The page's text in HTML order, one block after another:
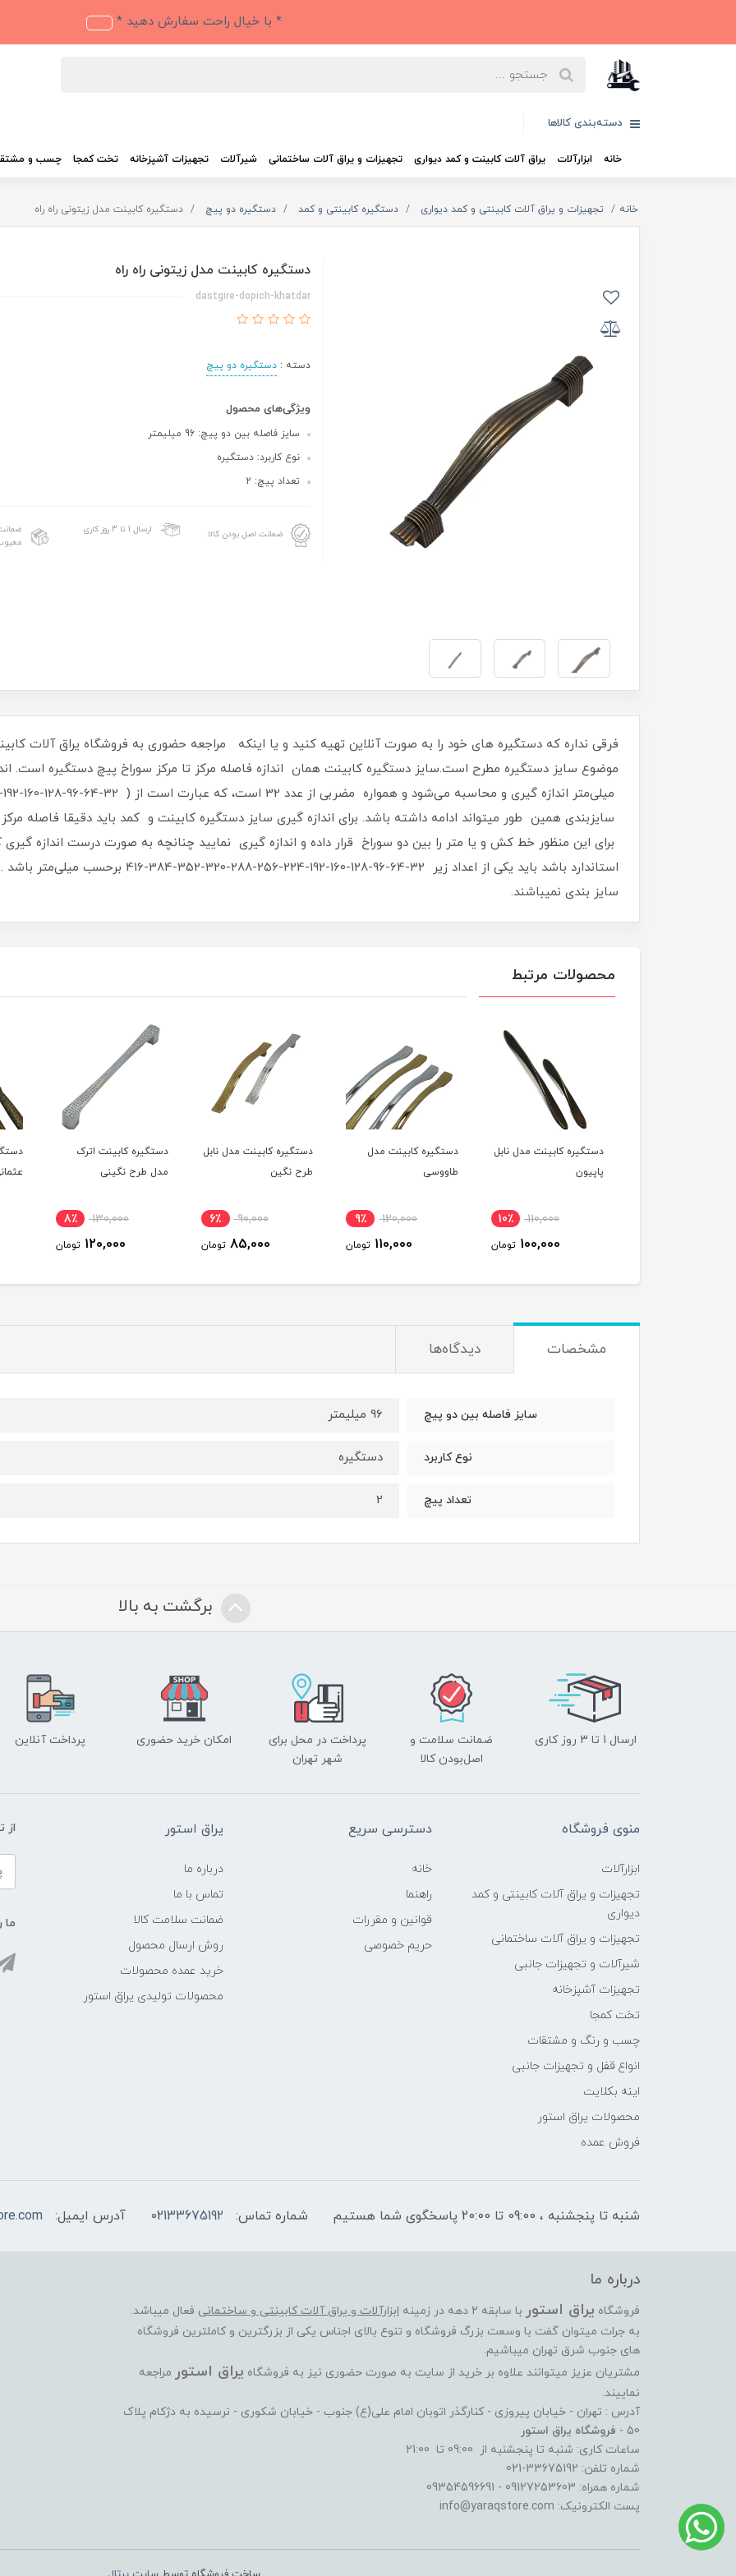
* با خیال راحت سفارش دهید *
دسته‌بندی کالاها
خانه ابزارآلات یراق آلات کابینت و کمد دیواری تجهیزات و یراق آلات ساختمانی شیرآلات تجهیزات آشپزخانه تخت کمجا چسب و
خانه تجهیزات و یراق آلات کابینتی و کمد دیواری دستگیره کابینتی و کمد دستگیره دو پیچ دستگیره کابینت مدل زیتونی راه راه
دستگیره کابینت مدل زیتونی راه راه
dastgire-dopich-khatdar
دسته :دستگیره دو پیچ
ویژگی‌های محصول
سایز فاصله بین دو پیچ: 96 میلیمتر
نوع کاربرد: دستگیره
تعداد پیچ: 2
ضمانت اصل بودن کالا ارسال 1 تا 3 روز کاری
فرقی نداره که دستگیره های خود را به صورت آنلاین تهیه کنید و یا اینکه مراجعه حضوری به فروشگاه یراق آلات
موضوع سایز دستگیره مطرح است.سایز دستگیره کابینت همان اندازه فاصله مرکز تا مرکز سوراخ پیچ دستگیره است.
سایزبندی همین طور میتواند ادامه داشته باشد. برای اندازه گیری سایز دستگیره کابینت و کمد باید دقیقا فاصله مرکز
برای این منظور خط کش و یا متر را بین دو سوراخ قرار داده و اندازه گیری نمایید چنانچه به صورت درست اندازه
استاندارد باشد باید یکی از اعداد زیر 32-64-96-
سایز بندی نمیباشند.
محصولات مرتبط
دستگیره کابینت مدل نابل
پاپیون
110,000 10٪
100,000 تومان
دستگیره کابینت مدل
طاووسی
120,000 9٪
110,000 تومان
دستگیره کابینت مدل نابل
طرح نگین
90,000 6٪
85,000 تومان
دستگیره کابینت اترک
مدل طرح نگینی
130,000 8٪
120,000 تومان
مشخصات دیدگاه‌ها
سایز فاصله بین دو پیچ 96 میلیمتر
نوع کاربرد دستگیره
تعداد پیچ 2
برگشت به بالا
ارسال 1 تا 3 روز کاری
ضمانت سلامت و
اصل‌بودن کالا
پرداخت در محل برای
شهر تهران
امکان خرید حضوری پرداخت آنلاین
منوی فروشگاه
ابزارآلات
تجهیزات و یراق آلات کابینتی و کمد
دیواری
تجهیزات و یراق آلات ساختمانی
شیرآلات و تجهیزات جانبی
تجهیزات آشپزخانه
تخت کمجا
چسب و رنگ و مشتقات
انواع قفل و تجهیزات جانبی
اینه بکلایت
محصولات یراق استور
فروش عمده
دسترسی سریع
خانه
راهنما
قوانین و مقررات
حریم خصوصی
یراق استور
درباره ما
تماس با ما
ضمانت سلامت کالا
روش ارسال محصول
خرید عمده محصولات
محصولات تولیدی یراق استور
از
ما
شنبه تا پنجشنبه ، 09:00 تا 20:00 پاسخگوی شما هستیم شماره تماس: 02133675192 آدرس ایمیل:
درباره ما
فروشگاه یراق استور با سابقه 2 دهه در زمینه ابزارآلات و یراق آلات کابینتی و ساختمانی فعال میباشد.
به جرات میتوان گفت با وسعت بزرگ فروشگاه و تنوع بالای اجناس یکی از بزرگترین و کاملترین فروشگاه
های جنوب شرق تهران میباشیم.
مشتریان عزیز میتوانند علاوه بر خرید از سایت به صورت حضوری نیز به فروشگاه یراق استور مراجعه
نماییند.
آدرس : تهران - خیابان پیروزی - کنارگذر اتوبان امام علی(ع) جنوب - خیابان شکوری - نرسیده به دژکام پلاک
50 -
فروشگاه یراق استور
ساعات کاری: شنبه تا پنجشنبه از 09:00 تا 21:00
شماره تلفن: 33675192-021
شماره همراه: 09127253603 - 09354596691
پست الکترونیک: info@yaraqstore.com